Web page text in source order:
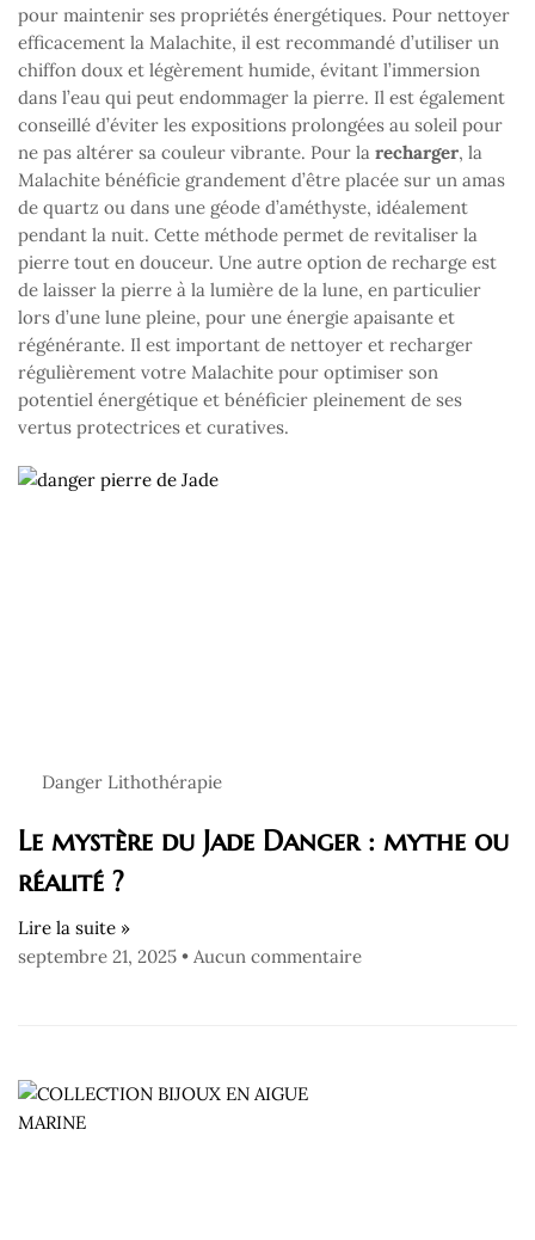
pour maintenir ses propriétés énergétiques. Pour nettoyer
efficacement la Malachite, il est recommandé d’utiliser un
chiffon doux et légèrement humide, évitant l’immersion
dans l’eau qui peut endommager la pierre. Il est également
conseillé d’éviter les expositions prolongées au soleil pour
ne pas altérer sa couleur vibrante. Pour la recharger, la
Malachite bénéficie grandement d’être placée sur un amas
de quartz ou dans une géode d’améthyste, idéalement
pendant la nuit. Cette méthode permet de revitaliser la
pierre tout en douceur. Une autre option de recharge est
de laisser la pierre à la lumière de la lune, en particulier
lors d’une lune pleine, pour une énergie apaisante et
régénérante. Il est important de nettoyer et recharger
régulièrement votre Malachite pour optimiser son
potentiel énergétique et bénéficier pleinement de ses
vertus protectrices et curatives.
Danger Lithothérapie
Le mystère du Jade Danger : mythe ou
réalité ?
Lire la suite »
septembre 21, 2025
Aucun commentaire